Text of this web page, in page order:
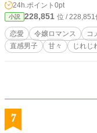
24h.ポイント 0pt
小説 228,851 位 / 228,851
恋愛 令嬢ロマンス コ
直感男子
甘々 じれじ
7